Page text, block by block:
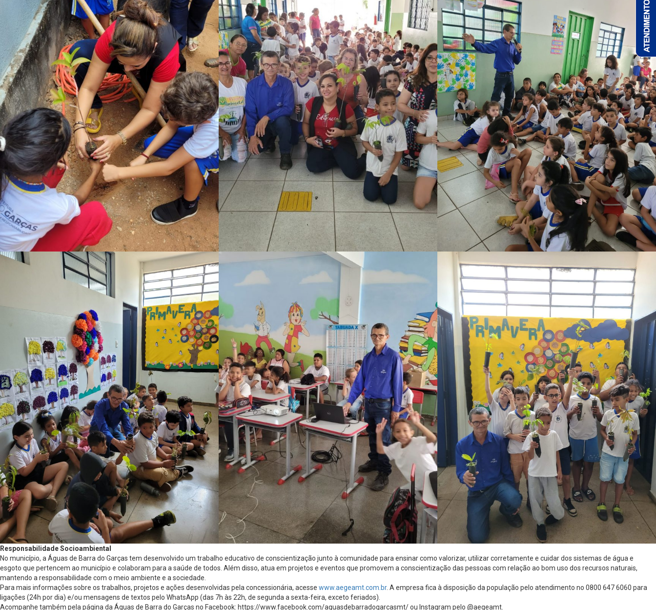
Responsabilidade Socioambiental
No município, a Águas de Barra do Garças tem desenvolvido um trabalho educativo de conscientização junto à comunidade para ensinar como valorizar, utilizar corretamente e cuidar dos sistemas de água e
esgoto que pertencem ao município e colaboram para a saúde de todos. Além disso, atua em projetos e eventos que promovem a conscientização das pessoas com relação ao bom uso dos recursos naturais,
mantendo a responsabilidade com o meio ambiente e a sociedade.
Para mais informações sobre os trabalhos, projetos e ações desenvolvidas pela concessionária, acesse www.aegeamt.com.br. A empresa fica à disposição da população pelo atendimento no 0800 647 6060 para
ligações (24h por dia) e/ou mensagens de textos pelo WhatsApp (das 7h às 22h, de segunda a sexta-feira, exceto feriados).
Acompanhe também pela página da Águas de Barra do Garças no Facebook: https://www.facebook.com/aguasdebarradogarcasmt/ ou Instagram pelo @aegeamt.